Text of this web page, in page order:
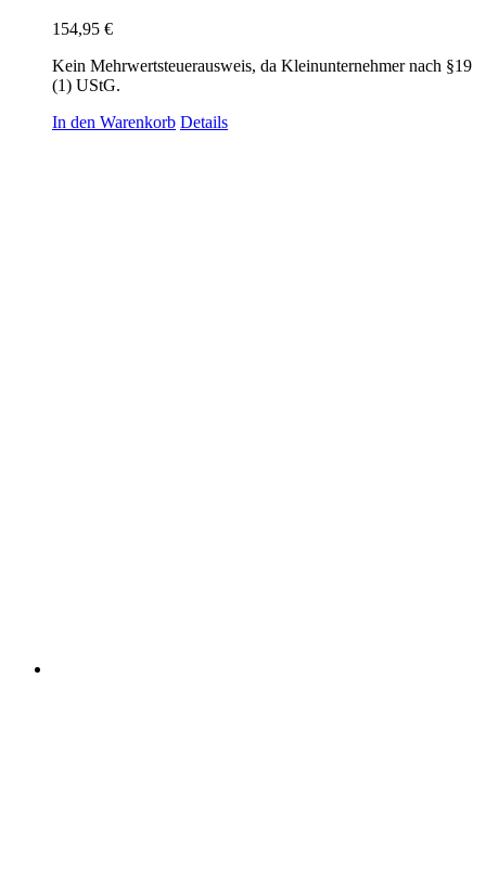
154,95 €
Kein Mehrwertsteuerausweis, da Kleinunternehmer nach §19
(1) UStG.
In den Warenkorb Details